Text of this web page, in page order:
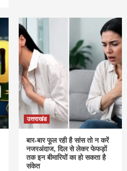
उत्तराखंड
बार-बार फूल रही है सांस तो न करें
नजरअंदाज, दिल से लेकर फेफड़ों
तक इन बीमारियों का हो सकता है
संकेत